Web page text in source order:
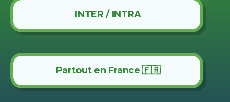
INTER / INTRA
Partout en France 🇫🇷